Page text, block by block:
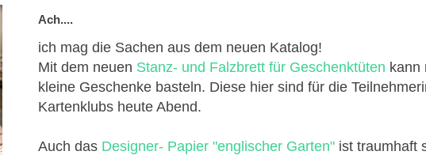
Ach....
ich mag die Sachen aus dem neuen Katalog!
Mit dem neuen Stanz- und Falzbrett für Geschenktüten kann
kleine Geschenke basteln. Diese hier sind für die
Kartenklubs heute Abend.
Auch das Designer- Papier "englischer Garten" ist traumhaft